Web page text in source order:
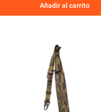
Añadir al carrito